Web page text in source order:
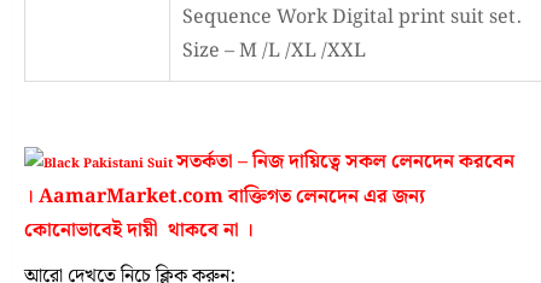
Sequence Work Digital print suit set.
Size – M /L /XL /XXL
সতর্কতা – নিজ দায়িত্বে সকল লেনদেন করবেন
। AamarMarket.com বাক্তিগত লেনদেন এর জন্য
কোনোভাবেই দায়ী থাকবে না ।
আরো দেখতে নিচে ক্লিক করুন: